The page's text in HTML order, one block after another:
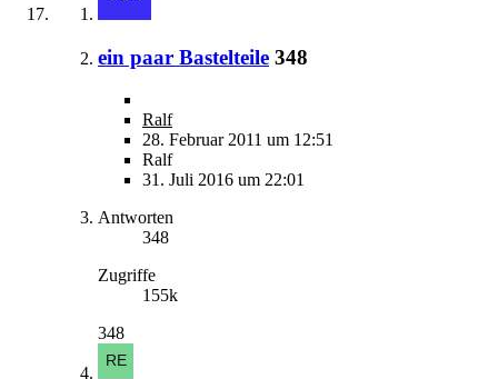
ein paar Bastelteile 348
Ralf
28. Februar 2011 um 12:51
Ralf
31. Juli 2016 um 22:01
Antworten
348
Zugriffe
155k
348